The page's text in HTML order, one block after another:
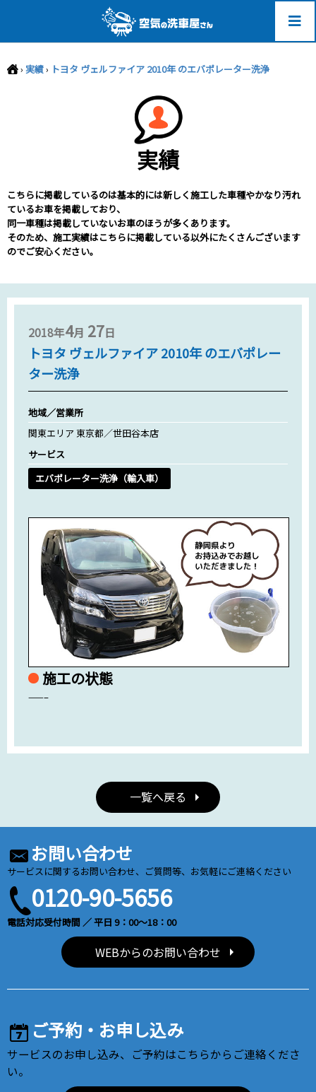
› 実績› トヨタ ヴェルファイア 2010年 のエバポレーター洗浄
実績
こちらに掲載しているのは基本的には新しく施工した車種やかなり汚れ
ているお車を掲載しており、
同一車種は掲載していないお車のほうが多くあります。
そのため、施工実績はこちらに掲載している以外にたくさんございます
のでご安心ください。
2018年4月 27日
トヨタ ヴェルファイア 2010年 のエバポレー
ター洗浄
地域／営業所
関東エリア 東京都／世田谷本店
サービス
エバポレーター洗浄（輸入車）
施工の状態
——–
一覧へ戻る
お問い合わせ
サービスに関するお問い合わせ、ご質問等、お気軽にご連絡ください
0120-90-5656
電話対応受付時間 ／ 平日 9：00～18：00
WEBからのお問い合わせ
ご予約・お申し込み
サービスのお申し込み、ご予約はこちらからご連絡くださ
い。